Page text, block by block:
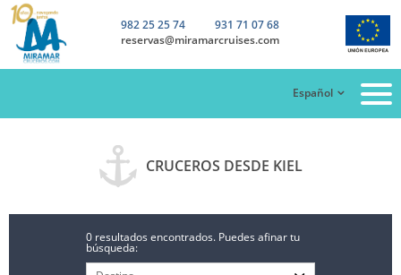
982 25 25 74
931 71 07 68
reservas@miramarcruises.com
Español
CRUCEROS DESDE KIEL
0 resultados encontrados. Puedes afinar tu
búsqueda: